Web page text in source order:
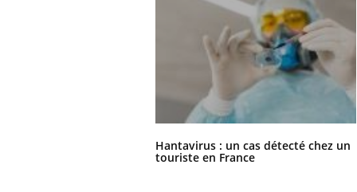
Hantavirus : un cas détecté chez un
touriste en France